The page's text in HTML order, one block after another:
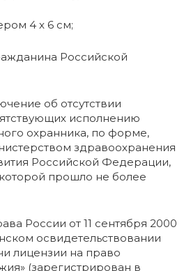
4 x 6 см;
Российской
об отсутствии
исполнению
охранника, по форме,
здравоохранения
Российской Федерации,
прошло не более
России от 11 сентября 2000
освидетельствовании
лицензии на право
(зарегистрирован в